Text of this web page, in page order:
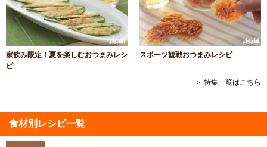
家飲み限定！夏を楽しむおつまみレシ
ピ
スポーツ観戦おつまみレシピ
＞ 特集一覧はこちら
食材別レシピ一覧